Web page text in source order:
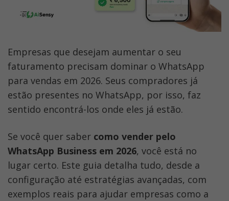
Empresas que desejam aumentar o seu
faturamento precisam dominar o WhatsApp
para vendas em 2026. Seus compradores já
estão presentes no WhatsApp, por isso, faz
sentido encontrá-los onde eles já estão.
Se você quer saber como vender pelo
WhatsApp Business em 2026, você está no
lugar certo. Este guia detalha tudo, desde a
configuração até estratégias avançadas, com
exemplos reais para ajudar empresas como a